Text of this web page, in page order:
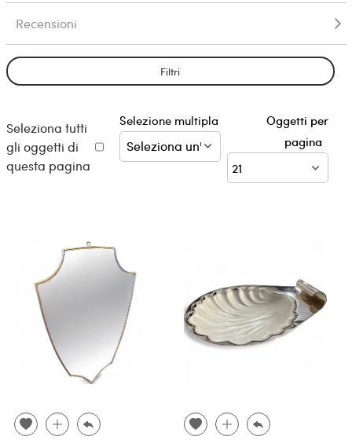
Recensioni
Filtri
Seleziona tutti
gli oggetti di
questa pagina
Selezione multipla
Oggetti per
pagina